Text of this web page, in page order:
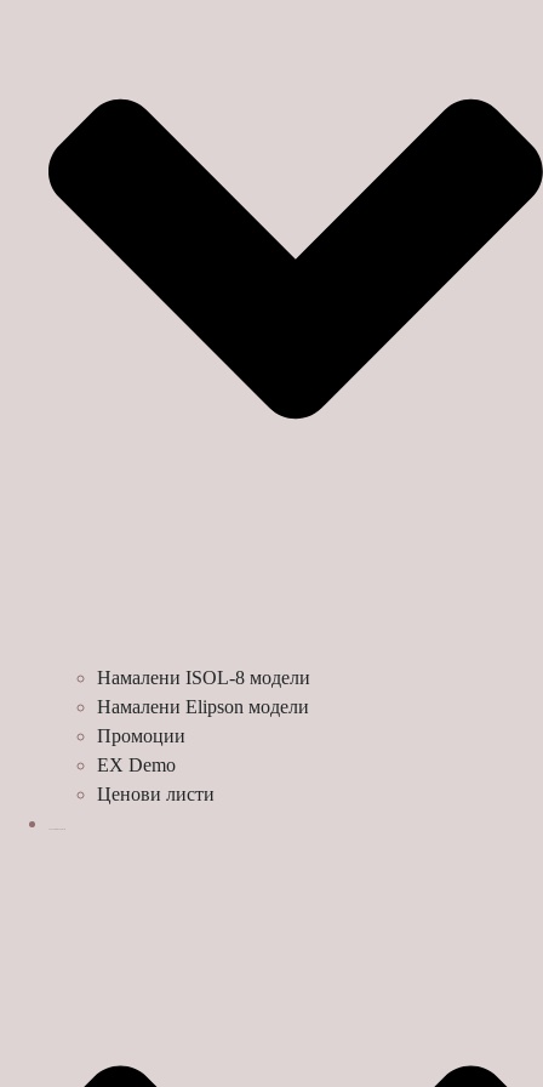
Намалени ISOL-8 модели
Намалени Elipson модели
Промоции
EX Demo
Ценови листи